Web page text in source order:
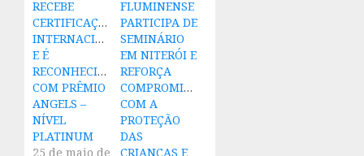
RECEBE
CERTIFICAÇÃO
INTERNACIONAL
E É
RECONHECIDO
COM PRÊMIO
ANGELS –
NÍVEL
PLATINUM
25 de maio de
FLUMINENSE
PARTICIPA DE
SEMINÁRIO
EM NITERÓI E
REFORÇA
COMPROMISSO
COM A
PROTEÇÃO
DAS
CRIANÇAS E